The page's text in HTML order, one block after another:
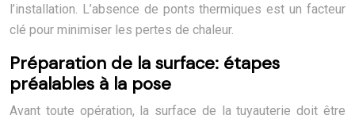
l’installation. L’absence de ponts thermiques est un facteur
clé pour minimiser les pertes de chaleur.
Préparation de la surface: étapes
préalables à la pose
Avant toute opération, la surface de la tuyauterie doit être